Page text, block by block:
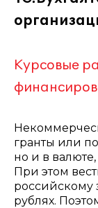
Курсовые
гранты или
но и в
При этом
российскому
рублях.